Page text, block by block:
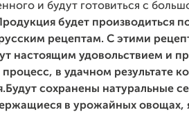
и будут готовиться с
будет производиться
рецептам. С этими
настоящим удовольствием и
процесс, в удачном результате
Будут сохранены натуральные
в урожайных овощах,